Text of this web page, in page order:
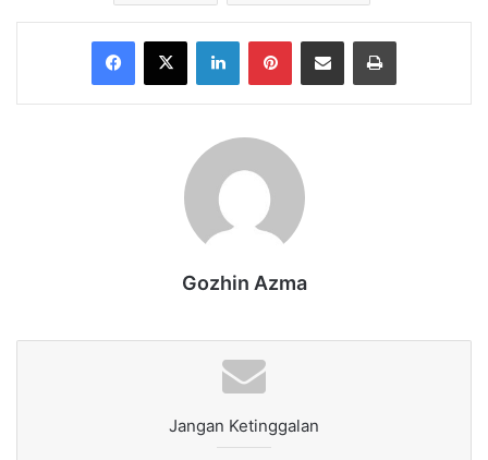
Facebook
X LinkedInPinterestShare via Email Print
Gozhin Azma
Jangan Ketinggalan